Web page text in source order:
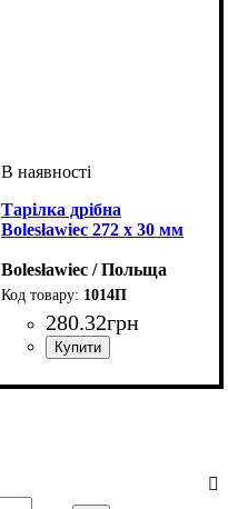
Тарілка дрібна
Bolesławiec 272 x 30 мм
Bolesławiec / Польща
1014П
280.32грн